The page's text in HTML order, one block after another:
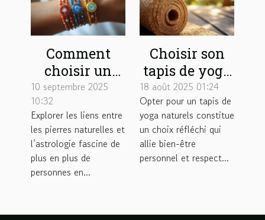
Comment
choisir un
bracelet
énergétique
adapté à votre
signe
astrologique ?
10 septembre 2025
10:32
Explorer les liens entre
les pierres naturelles et
l’astrologie fascine de
plus en plus de
personnes en...
Choisir son
tapis de yoga
naturels :
quels
matériaux
privilégier ?
18 août 2025 01:24
Opter pour un tapis de
yoga naturels constitue
un choix réfléchi qui
allie bien-être
personnel et respect...